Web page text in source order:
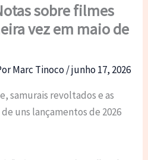
sobre filmes
vez em maio de
Marc Tinoco/junho 17, 2026
samurais revoltados e as
uns lançamentos de 2026